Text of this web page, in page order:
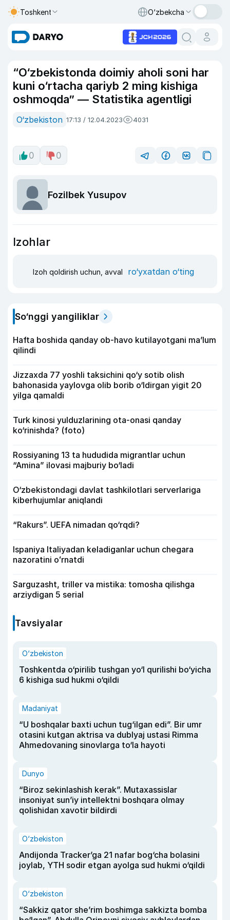
Toshkent O‘zbekcha
“O‘zbekistonda doimiy aholi soni har
kuni o‘rtacha qariyb 2 ming kishiga
oshmoqda” — Statistika agentligi
O‘zbekiston 17:13 / 12.04.2023 4031
0 0
Fozilbek Yusupov
Izohlar
Izoh qoldirish uchun, avval ro‘yxatdan o‘ting
So‘nggi yangiliklar
Hafta boshida qanday ob-havo kutilayotgani ma’lum
qilindi
Jizzaxda 77 yoshli taksichini qo‘y sotib olish
bahonasida yaylovga olib borib o‘ldirgan yigit 20
yilga qamaldi
Turk kinosi yulduzlarining ota-onasi qanday
ko‘rinishda? (foto)
Rossiyaning 13 ta hududida migrantlar uchun
“Amina” ilovasi majburiy bo‘ladi
O‘zbekistondagi davlat tashkilotlari serverlariga
kiberhujumlar aniqlandi
“Rakurs”. UEFA nimadan qo‘rqdi?
Ispaniya Italiyadan keladiganlar uchun chegara
nazoratini oʻrnatdi
Sarguzasht, triller va mistika: tomosha qilishga
arziydigan 5 serial
Tavsiyalar
O‘zbekiston
Toshkentda o‘pirilib tushgan yo‘l qurilishi bo‘yicha
6 kishiga sud hukmi o‘qildi
Madaniyat
“U boshqalar baxti uchun tug‘ilgan edi”. Bir umr
otasini kutgan aktrisa va dublyaj ustasi Rimma
Ahmedovaning sinovlarga to‘la hayoti
Dunyo
“Biroz sekinlashish kerak”. Mutaxassislar
insoniyat sun’iy intellektni boshqara olmay
qolishidan xavotir bildirdi
O‘zbekiston
Andijonda Tracker’ga 21 nafar bog‘cha bolasini
joylab, YTH sodir etgan ayolga sud hukmi o‘qildi
O‘zbekiston
“Sakkiz qator she’rim boshimga sakkizta bomba